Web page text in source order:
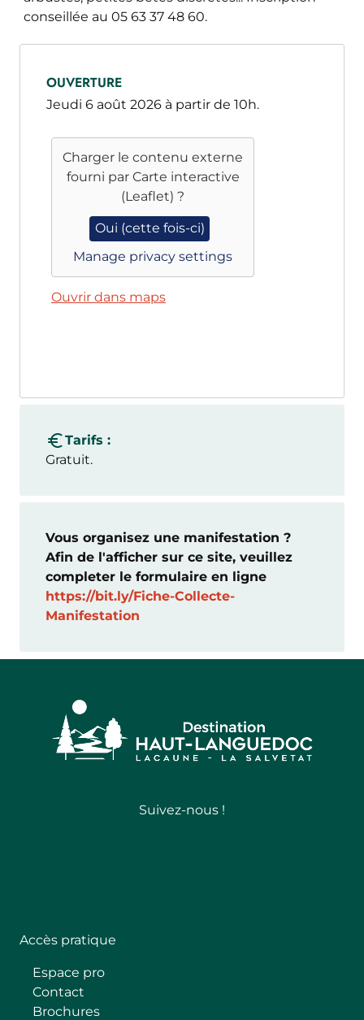
conseillée au 05 63 37 48 60.
OUVERTURE
Jeudi 6 août 2026 à partir de 10h.
Charger le contenu externe
fourni par Carte interactive
(Leaflet) ?
Oui (cette fois-ci)
Manage privacy settings
Ouvrir dans maps
Tarifs :
Gratuit.
Vous organisez une manifestation ?
Afin de l'afficher sur ce site, veuillez
completer le formulaire en ligne
https://bit.ly/Fiche-Collecte-
Manifestation
Suivez-nous !
Accès pratique
Espace pro
Contact
Brochures